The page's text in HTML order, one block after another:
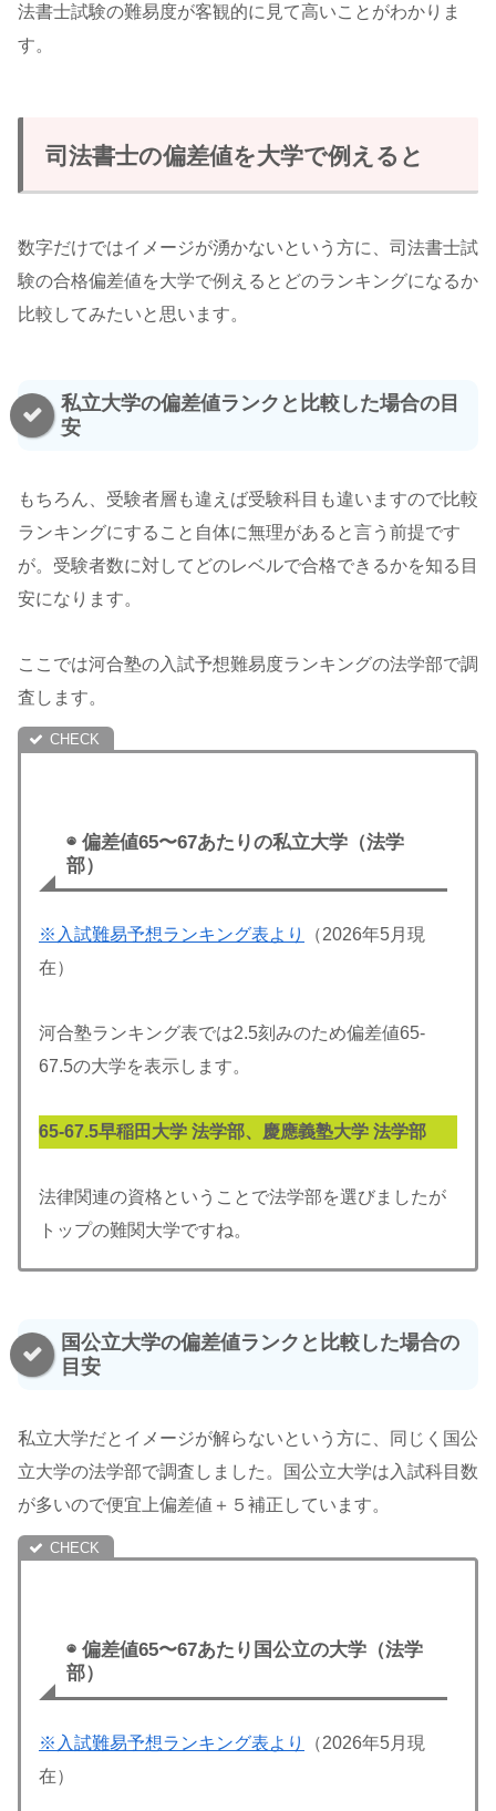
法書士試験の難易度が客観的に見て高いことがわかりま
す。
司法書士の偏差値を大学で例えると
数字だけではイメージが湧かないという方に、司法書士試
験の合格偏差値を大学で例えるとどのランキングになるか
比較してみたいと思います。
私立大学の偏差値ランクと比較した場合の目
安
もちろん、受験者層も違えば受験科目も違いますので比較
ランキングにすること自体に無理があると言う前提です
が。受験者数に対してどのレベルで合格できるかを知る目
安になります。
ここでは河合塾の入試予想難易度ランキングの法学部で調
査します。
◉ 偏差値65〜67あたりの私立大学（法学
部）
※入試難易予想ランキング表より
（2026年5月現
在）
河合塾ランキング表では2.5刻みのため偏差値65-
67.5の大学を表示します。
65-67.5早稲田大学 法学部、慶應義塾大学 法学部
法律関連の資格ということで法学部を選びましたが
トップの難関大学ですね。
国公立大学の偏差値ランクと比較した場合の
目安
私立大学だとイメージが解らないという方に、同じく国公
立大学の法学部で調査しました。国公立大学は入試科目数
が多いので便宜上偏差値＋５補正しています。
◉ 偏差値65〜67あたり国公立の大学（法学
部）
※入試難易予想ランキング表より
（2026年5月現
在）